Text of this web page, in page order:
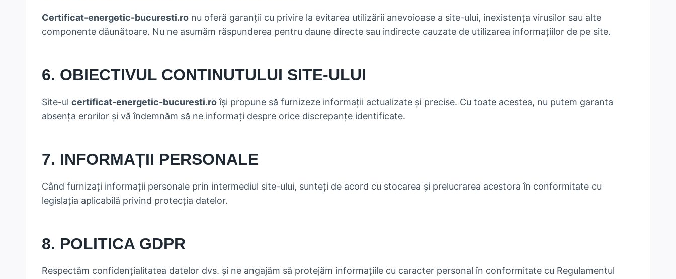
Certificat-energetic-bucuresti.ro nu oferă garanții cu privire la evitarea utilizării anevoioase a site-ului, inexistența virusilor sau alte
componente dăunătoare. Nu ne asumăm răspunderea pentru daune directe sau indirecte cauzate de utilizarea informațiilor de pe site.
6. OBIECTIVUL CONTINUTULUI SITE-ULUI
Site-ul certificat-energetic-bucuresti.roîși propune să furnizeze informații actualizate și precise. Cu toate acestea, nu putem garanta
absența erorilor și vă îndemnăm să ne informați despre orice discrepanțe identificate.
7. INFORMAȚII PERSONALE
Când furnizați informații personale prin intermediul site-ului, sunteți de acord cu stocarea și prelucrarea acestora în conformitate cu
legislația aplicabilă privind protecția datelor.
8. POLITICA GDPR
Respectăm confidențialitatea datelor dvs. și ne angajăm să protejăm informațiile cu caracter personal în conformitate cu Regulamentul